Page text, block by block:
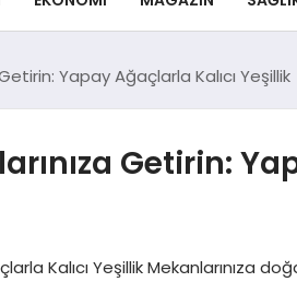
Yapay Ağaçlarla Kalıcı Yeşillik
Getirin:
Kalıcı Yeşillik Mekanlarınıza